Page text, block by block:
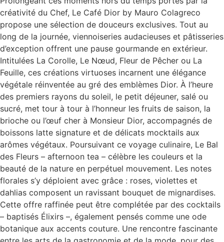
créativité du Chef, Le Café Dior by Mauro Colagreco
propose une sélection de douceurs exclusives. Tout au
long de la journée, viennoiseries audacieuses et pâtisseries
d’exception offrent une pause gourmande en extérieur.
Intitulées La Corolle, Le Nœud, Fleur de Pêcher ou La
Feuille, ces créations virtuoses incarnent une élégance
végétale réinventée au gré des emblèmes Dior. À l’heure
des premiers rayons du soleil, le petit déjeuner, salé ou
sucré, met tour à tour à l’honneur les fruits de saison, la
brioche ou l’œuf cher à Monsieur Dior, accompagnés de
boissons latte signature et de délicats mocktails aux
arômes végétaux. Poursuivant ce voyage culinaire, Le Bal
des Fleurs – afternoon tea – célèbre les couleurs et la
beauté de la nature en perpétuel mouvement. Les notes
florales s’y déploient avec grâce : roses, violettes et
dahlias composent un ravissant bouquet de mignardises.
Cette offre raffinée peut être complétée par des cocktails
– baptisés Élixirs –, également pensés comme une ode
botanique aux accents couture. Une rencontre fascinante